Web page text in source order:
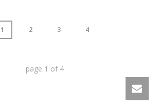
1 2 3 4
page 1 of 4